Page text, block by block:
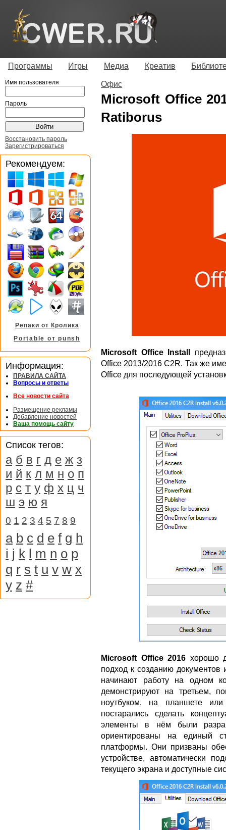
Программы Игры Медиа Креатив
Офис
Microsoft Office
Ratiborus
Microsoft Office Install
Office 2013/2016 C2R. Так же
Office для последующей
Microsoft Office 2016 хорошо
подход к созданию
начинают работу на одном
демонстрируют на третьем,
ноутбуком, на планшете
постарались сделать
элементы в нём были
ориентированы на единый
платформы. Они призваны
устройстве, автоматически
текущего экрана и доступные
Имя пользователя
Пароль
Восстановить пароль
Зарегистрироваться
Рекомендуем:
Репаки от Кролика
Portable от punsh
Информация:
ПРАВИЛА САЙТА
Вопросы и ответы
Все новости сайта
Размещение рекламы
Добавление новостей
Ваша помощь сайту
Список тегов:
а б в г д е ж з
и й к л м н о п
р с т у ф х ц ч
ш э ю я
0 1 2 3 4 5 7 8 9
a b c d e f g h
i j k l m n o p
q r s t u v w x
y z #